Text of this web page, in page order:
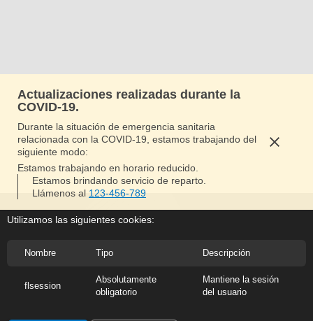
Utilizamos las siguientes cookies:
Nombre Tipo Descripción
flsession
Absolutamente
obligatorio
Mantiene la sesión
del usuario
Actualizaciones realizadas durante la
COVID-19.
Durante la situación de emergencia sanitaria
relacionada con la COVID-19, estamos trabajando del
siguiente modo:
Estamos trabajando en horario reducido.
Estamos brindando servicio de reparto.
Llámenos al 123-456-789